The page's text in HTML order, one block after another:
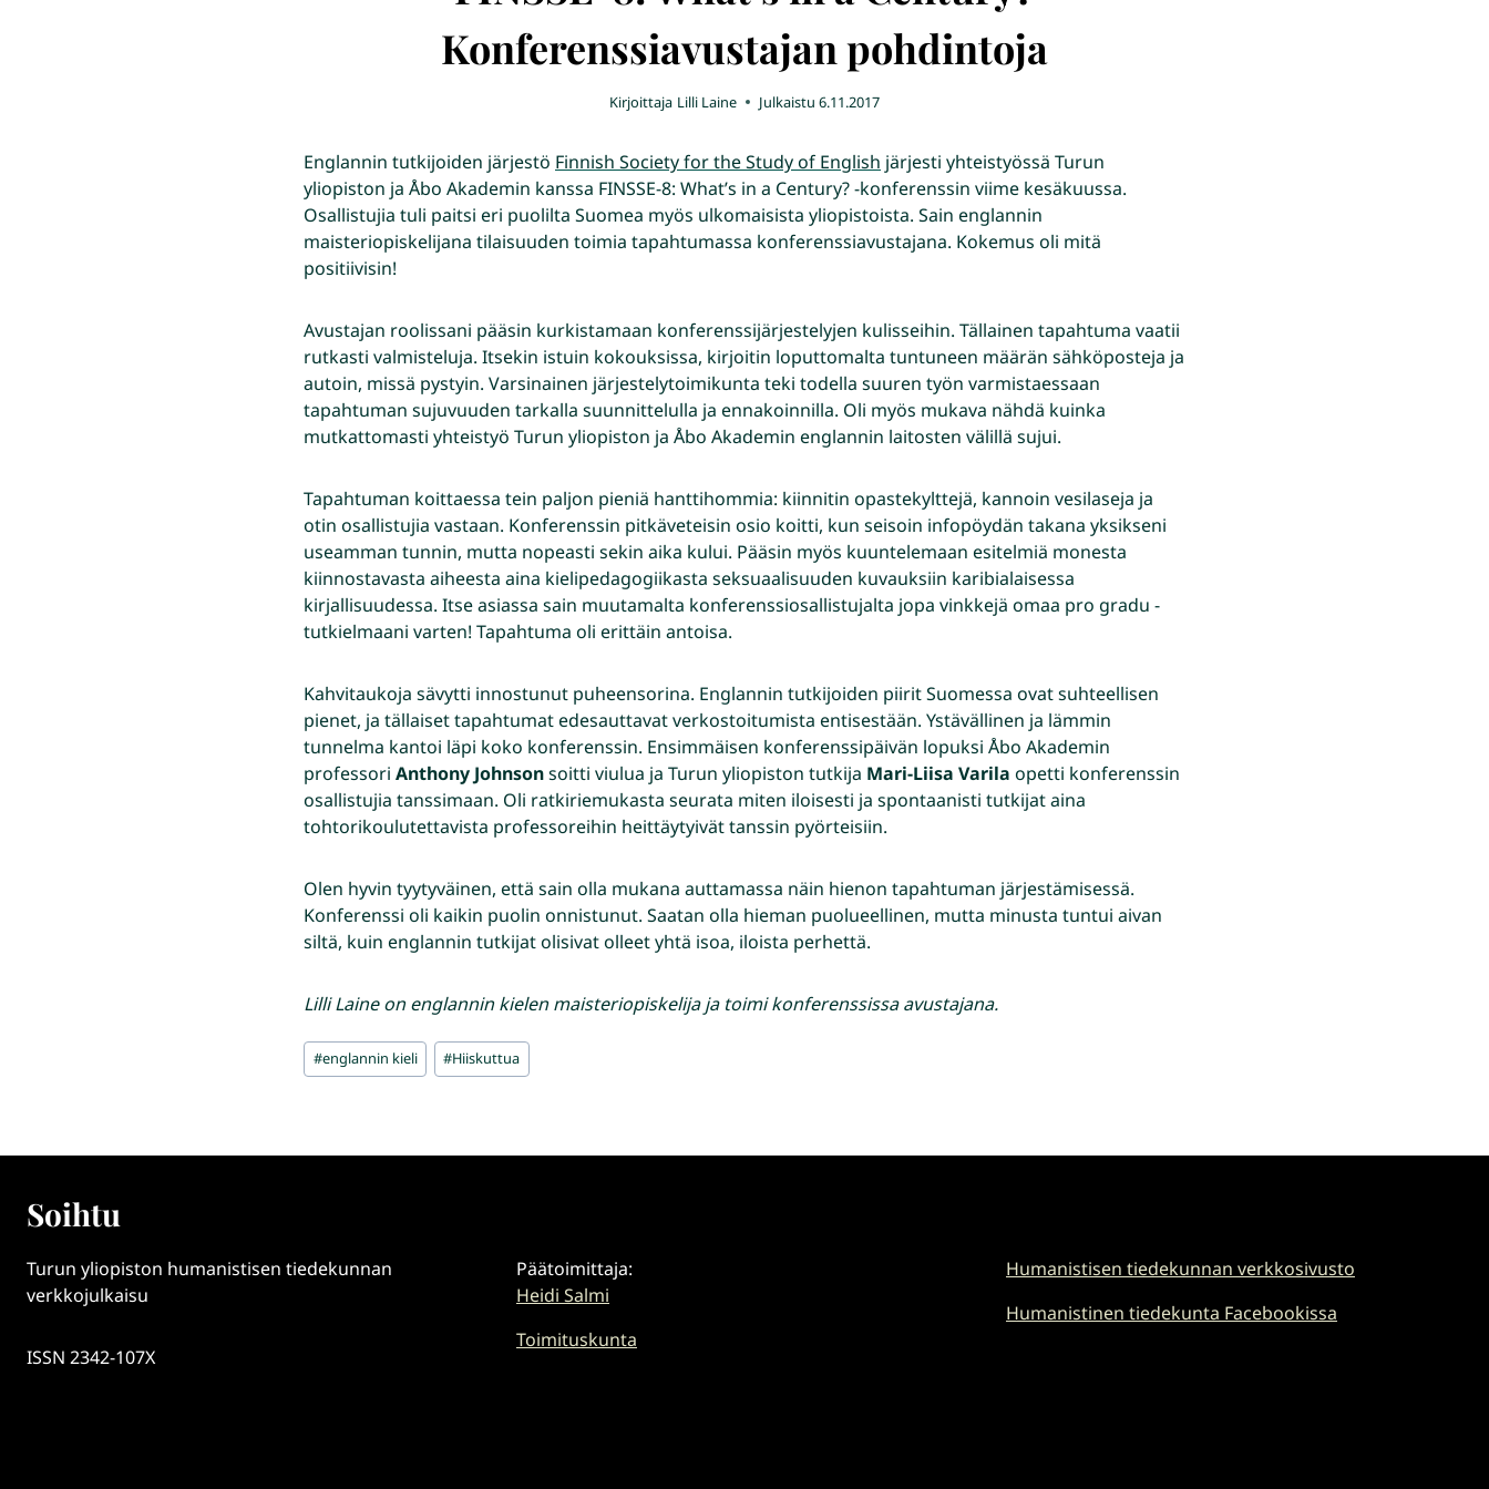
Konferenssiavustajan pohdintoja
Kirjoittaja Lilli Laine Julkaistu 6.11.2017
Englannin tutkijoiden järjestö Finnish Society for the Study of English järjesti yhteistyössä Turun
yliopiston ja Åbo Akademin kanssa FINSSE-8: What’s in a Century? -konferenssin viime kesäkuussa.
Osallistujia tuli paitsi eri puolilta Suomea myös ulkomaisista yliopistoista. Sain englannin
maisteriopiskelijana tilaisuuden toimia tapahtumassa konferenssiavustajana. Kokemus oli mitä
positiivisin!
Avustajan roolissani pääsin kurkistamaan konferenssijärjestelyjen kulisseihin. Tällainen tapahtuma vaatii
rutkasti valmisteluja. Itsekin istuin kokouksissa, kirjoitin loputtomalta tuntuneen määrän sähköposteja ja
autoin, missä pystyin. Varsinainen järjestelytoimikunta teki todella suuren työn varmistaessaan
tapahtuman sujuvuuden tarkalla suunnittelulla ja ennakoinnilla. Oli myös mukava nähdä kuinka
mutkattomasti yhteistyö Turun yliopiston ja Åbo Akademin englannin laitosten välillä sujui.
Tapahtuman koittaessa tein paljon pieniä hanttihommia: kiinnitin opastekylttejä, kannoin vesilaseja ja
otin osallistujia vastaan. Konferenssin pitkäveteisin osio koitti, kun seisoin infopöydän takana yksikseni
useamman tunnin, mutta nopeasti sekin aika kului. Pääsin myös kuuntelemaan esitelmiä monesta
kiinnostavasta aiheesta aina kielipedagogiikasta seksuaalisuuden kuvauksiin karibialaisessa
kirjallisuudessa. Itse asiassa sain muutamalta konferenssiosallistujalta jopa vinkkejä omaa pro gradu -
tutkielmaani varten! Tapahtuma oli erittäin antoisa.
Kahvitaukoja sävytti innostunut puheensorina. Englannin tutkijoiden piirit Suomessa ovat suhteellisen
pienet, ja tällaiset tapahtumat edesauttavat verkostoitumista entisestään. Ystävällinen ja lämmin
tunnelma kantoi läpi koko konferenssin. Ensimmäisen konferenssipäivän lopuksi Åbo Akademin
professori Anthony Johnsonsoitti viulua ja Turun yliopiston tutkija Mari-Liisa Varila opetti konferenssin
osallistujia tanssimaan. Oli ratkiriemukasta seurata miten iloisesti ja spontaanisti tutkijat aina
tohtorikoulutettavista professoreihin heittäytyivät tanssin pyörteisiin.
Olen hyvin tyytyväinen, että sain olla mukana auttamassa näin hienon tapahtuman järjestämisessä.
Konferenssi oli kaikin puolin onnistunut. Saatan olla hieman puolueellinen, mutta minusta tuntui aivan
siltä, kuin englannin tutkijat olisivat olleet yhtä isoa, iloista perhettä.
Lilli Laine on englannin kielen maisteriopiskelija ja toimi konferenssissa avustajana.
Avainsanat:
#englannin kieli #Hiiskuttua
Soihtu
Turun yliopiston humanistisen tiedekunnan
verkkojulkaisu
ISSN 2342-107X
Päätoimittaja:
Heidi Salmi
Toimituskunta
Humanistisen tiedekunnan verkkosivusto
Humanistinen tiedekunta Facebookissa